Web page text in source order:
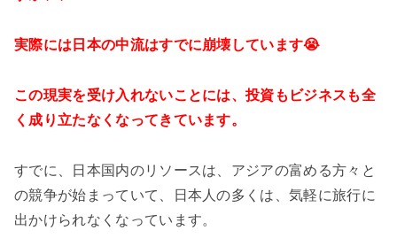
実際には日本の中流はすでに崩壊しています😭
この現実を受け入れないことには、投資もビジネスも全
く成り立たなくなってきています。
すでに、日本国内のリソースは、アジアの富める方々と
の競争が始まっていて、日本人の多くは、気軽に旅行に
出かけられなくなっています。